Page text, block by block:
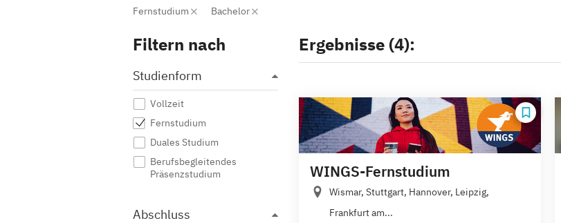
Fernstudium Bachelor
Filtern nach
Studienform
Vollzeit
Fernstudium
Duales Studium
Berufsbegleitendes
Präsenzstudium
Abschluss
Ergebnisse (4):
WINGS-Fernstudium
Wismar, Stuttgart, Hannover, Leipzig,
Frankfurt am...